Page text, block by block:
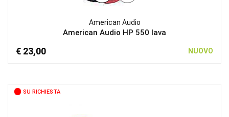
American Audio
American Audio HP 550 lava
€ 23,00 NUOVO
SU RICHIESTA